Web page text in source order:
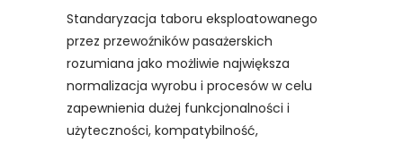
Standaryzacja taboru eksploatowanego
przez przewoźników pasażerskich
rozumiana jako możliwie największa
normalizacja wyrobu i procesów w celu
zapewnienia dużej funkcjonalności i
użyteczności, kompatybilność,